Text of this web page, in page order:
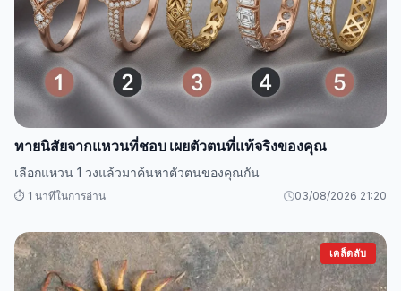
ทายนิสัยจากแหวนที่ชอบ เผยตัวตนที่แท้จริงของคุณ
เลือกแหวน 1 วงแล้วมาค้นหาตัวตนของคุณกัน
⏱️ 1 นาทีในการอ่าน 03/08/2026 21:20
เคล็ดลับ